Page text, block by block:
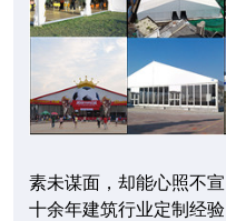
素未谋面，却能心照不宣
十余年建筑行业定制经验